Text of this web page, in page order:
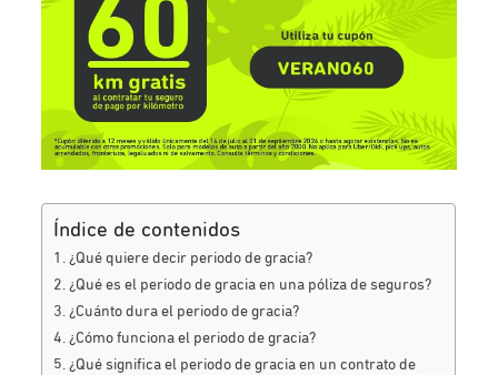
Índice de contenidos
¿Qué quiere decir periodo de gracia?
¿Qué es el periodo de gracia en una póliza de seguros?
¿Cuánto dura el periodo de gracia?
¿Cómo funciona el periodo de gracia?
¿Qué significa el periodo de gracia en un contrato de